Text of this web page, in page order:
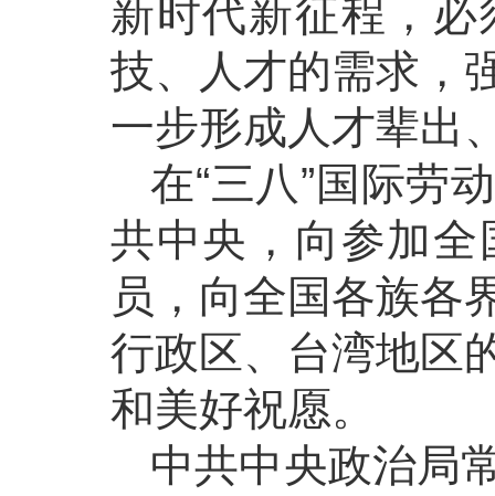
新时代新征程，
技、人才的需求，
一步形成人才辈出
在“三八”国际劳
共中央，向参加
员，向全国各族各
行政区、台湾地区
和美好祝愿。
中共中央政治局